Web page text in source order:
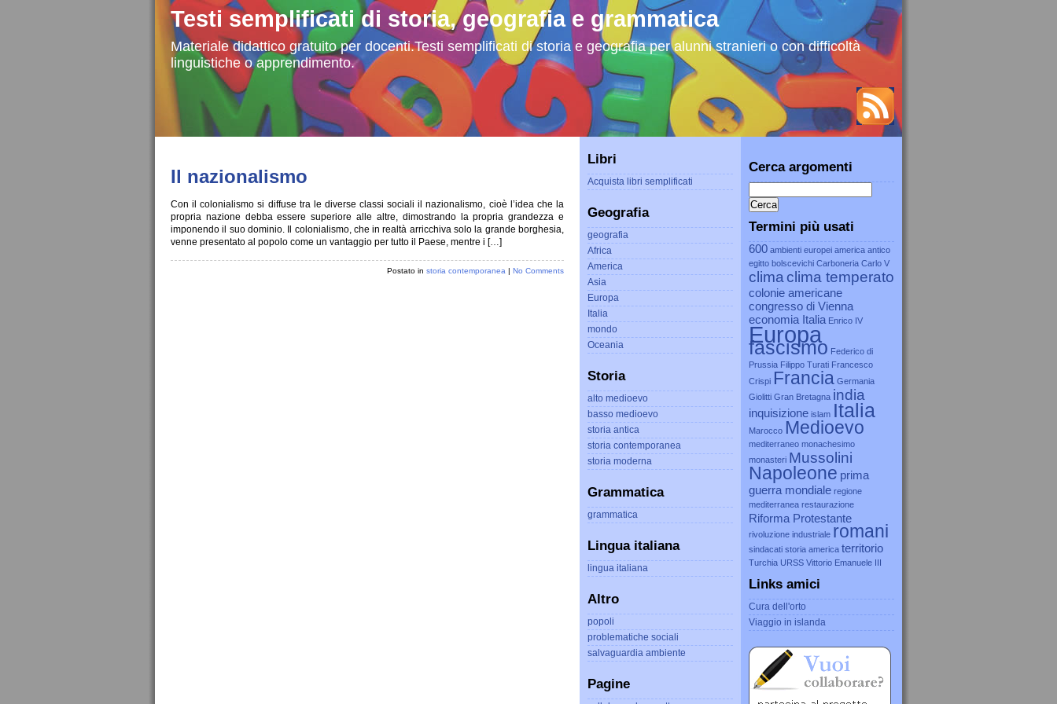
Testi semplificati di storia, geografia e grammatica
Materiale didattico gratuito per docenti.Testi semplificati di storia e geografia per alunni stranieri o con difficoltà
linguistiche o apprendimento.
Il nazionalismo
Con il colonialismo si diffuse tra le diverse classi sociali il nazionalismo, cioè l’idea che la
propria nazione debba essere superiore alle altre, dimostrando la propria grandezza e
imponendo il suo dominio. Il colonialismo, che in realtà arricchiva solo la grande borghesia,
venne presentato al popolo come un vantaggio per tutto il Paese, mentre i […]
Postato in storia contemporanea | No Comments
Libri
Acquista libri semplificati
Geografia
geografia
Africa
America
Asia
Europa
Italia
mondo
Oceania
Storia
alto medioevo
basso medioevo
storia antica
storia contemporanea
storia moderna
Grammatica
grammatica
Lingua italiana
lingua italiana
Altro
popoli
problematiche sociali
salvaguardia ambiente
Pagine
Cerca argomenti
Termini più usati
600 ambienti europei america antico
egitto bolscevichi Carboneria Carlo V
clima clima temperato
colonie americane
congresso di Vienna
economia Italia Enrico IV
Europa
fascismo Federico di
Prussia Filippo Turati Francesco
Crispi Francia Germania
Giolitti Gran Bretagna india
inquisizione islam Italia
Marocco Medioevo
mediterraneo monachesimo
monasteri Mussolini
Napoleone prima
guerra mondiale regione
mediterranea restaurazione
Riforma Protestante
rivoluzione industriale romani
sindacati storia america territorio
Turchia URSS Vittorio Emanuele III
Links amici
Cura dell'orto
Viaggio in islanda